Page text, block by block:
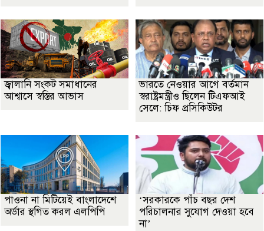
জ্বালানি সংকট সমাধানের
আশ্বাসে স্বস্তির আভাস
ভারতে নেওয়ার আগে বর্তমান
স্বরাষ্ট্রমন্ত্রীও ছিলেন টিএফআই
সেলে: চিফ প্রসিকিউটর
পাওনা না মিটিয়েই বাংলাদেশে
অর্ডার স্থগিত করল এলপিপি
‘সরকারকে পাঁচ বছর দেশ
পরিচালনার সুযোগ দেওয়া হবে
না’